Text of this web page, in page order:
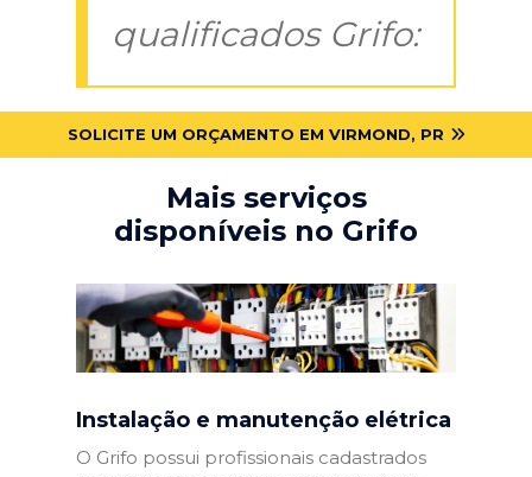
qualificados Grifo:
SOLICITE UM ORÇAMENTO EM VIRMOND, PR
Mais serviços
disponíveis no Grifo
Instalação e manutenção elétrica
O Grifo possui profissionais cadastrados